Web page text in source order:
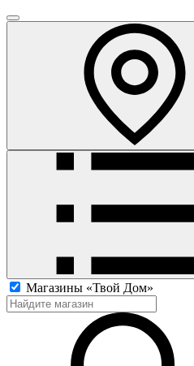
Магазины «Твой Дом»